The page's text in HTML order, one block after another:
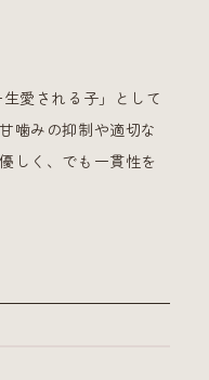
愛される子」として
噛みの抑制や適切な
しく、でも一貫性を